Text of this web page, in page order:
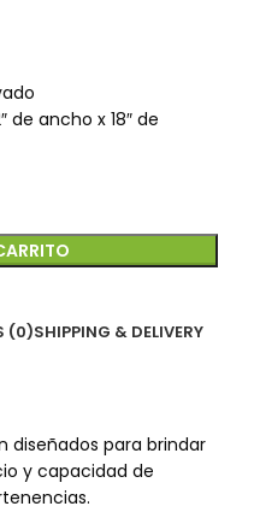
de ancho x 18″ de
(0)SHIPPING & DELIVERY
diseñados para brindar
y capacidad de